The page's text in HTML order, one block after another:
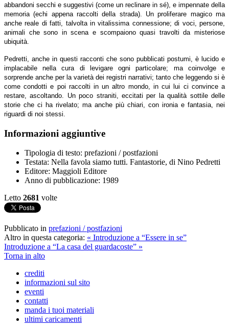
abbandoni secchi e suggestivi (come un reclinare in sé), e impennate della
memoria (echi appena raccolti della strada). Un proliferare magico ma
anche reale di fatti, talvolta in vitalissima connessione; di voci, persone,
animali che sono in scena e scompaiono quasi travolti da misteriose
ubiquità.
Pedretti, anche in questi racconti che sono pubblicati postumi, è lucido e
implacabile nella cura di levigare ogni particolare; ma coinvolge e
sorprende anche per la varietà dei registri narrativi; tanto che leggendo si è
come condotti e poi raccolti in un altro mondo, in cui lui ci convince a
restare, ascoltando. Un poco straniti, eccitati per la qualità sottile delle
storie che ci ha rivelato; ma anche più chiari, con ironia e fantasia, nei
riguardi di noi stessi.
Informazioni aggiuntive
Tipologia di testo: prefazioni / postfazioni
Testata: Nella favola siamo tutti. Fantastorie, di Nino Pedretti
Editore: Maggioli Editore
Anno di pubblicazione: 1989
Letto 2681 volte
Pubblicato in prefazioni / postfazioni
Altro in questa categoria: « Introduzione a “Essere in se”
Introduzione a “La casa del guardacoste” »
Torna in alto
crediti
informazioni sul sito
eventi
contatti
manda i tuoi materiali
ultimi caricamenti